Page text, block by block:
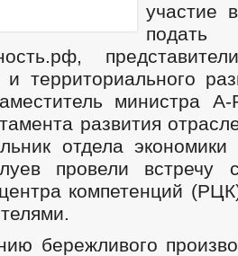
участие
подать
и территориального
министра
развития
отдела экономики
провели встречу с
компетенций
бережливого